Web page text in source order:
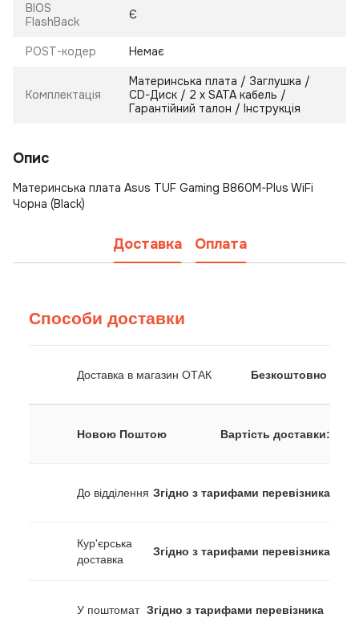
BIOS
FlashBack
Є
POST-кодер Немає
Комплектація
Материнська плата / Заглушка /
CD-Диск / 2 х SATA кабель /
Гарантійний талон / Інструкція
Опис
Материнська плата Asus TUF Gaming B860M-Plus WiFi
Чорна (Black)
Доставка Оплата
Способи доставки
Доставка в магазин ОТАК Безкоштовно
Новою Поштою Вартість доставки:
До відділення Згідно з тарифами перевізника
Кур'єрська
доставка
Згідно з тарифами перевізника
У поштомат Згідно з тарифами перевізника